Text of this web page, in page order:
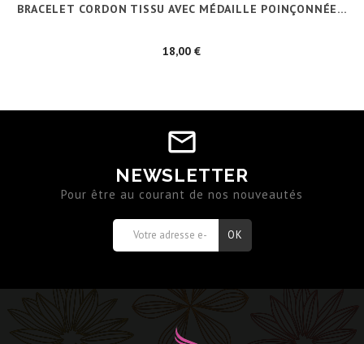
BRACELET CORDON TISSU AVEC MÉDAILLE POINÇONNÉE...
18,00 €Prix
NEWSLETTER
Pour être au courant de nos nouveautés